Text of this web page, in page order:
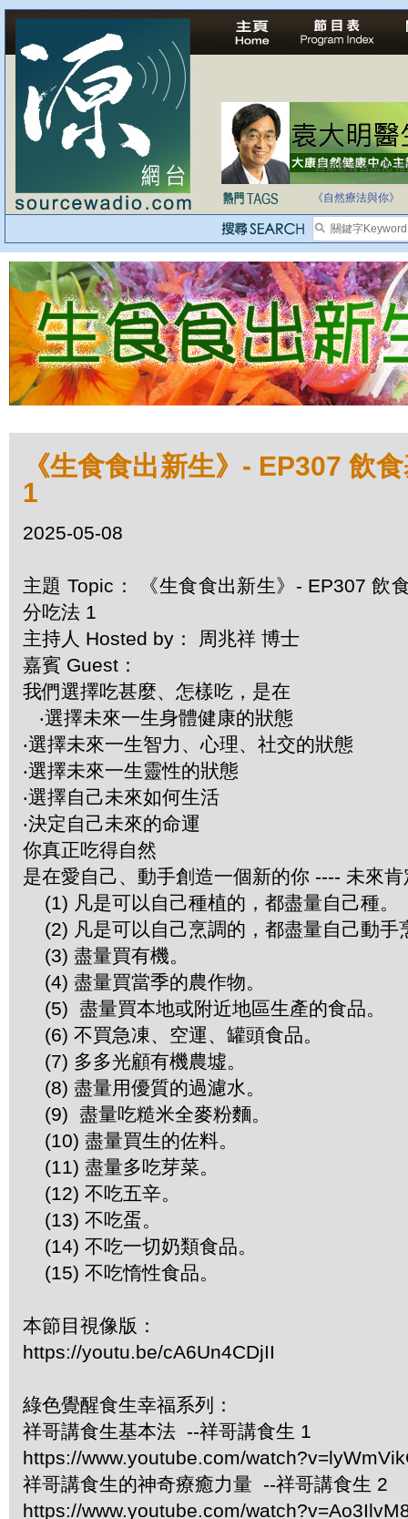
自家教育合法化-
《自然療法與你》
《生食食出新生》- EP307 飲
1
2025-05-08
主題 Topic： 《生食食出新生》- EP307 飲
分吃法 1
主持人 Hosted by： 周兆祥 博士
嘉賓 Guest：
我們選擇吃甚麼、怎樣吃，是在
‧選擇未來一生身體健康的狀態
‧選擇未來一生智力、心理、社交的狀態
‧選擇未來一生靈性的狀態
‧選擇自己未來如何生活
‧決定自己未來的命運
你真正吃得自然
是在愛自己、動手創造一個新的你 ---- 未來
(1) 凡是可以自己種植的，都盡量自己種。
(2) 凡是可以自己烹調的，都盡量自己動手
(3) 盡量買有機。
(4) 盡量買當季的農作物。
(5) 盡量買本地或附近地區生產的食品。
(6) 不買急凍、空運、罐頭食品。
(7) 多多光顧有機農墟。
(8) 盡量用優質的過濾水。
(9) 盡量吃糙米全麥粉麵。
(10) 盡量買生的佐料。
(11) 盡量多吃芽菜。
(12) 不吃五辛。
(13) 不吃蛋。
(14) 不吃一切奶類食品。
(15) 不吃惰性食品。
本節目視像版：
https://youtu.be/cA6Un4CDjII
綠色覺醒食生幸福系列：
祥哥講食生基本法 --祥哥講食生 1
https://www.youtube.com/
祥哥講食生的神奇療癒力量 --祥哥講食生 2
https://www.youtube.com/